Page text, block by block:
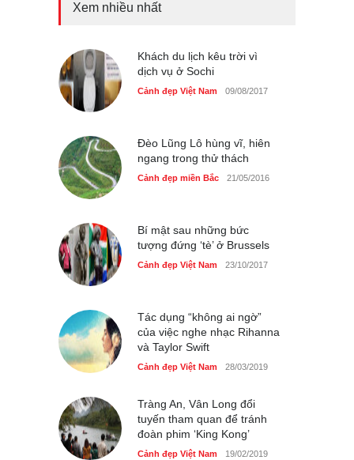
Cảnh đẹp Việt Nam 25/04/2020
Nhiều hoạt động tôn vinh
Xem nhiều nhất
Khách du lịch kêu trời vì
dịch vụ ở Sochi
Cảnh đẹp Việt Nam 09/08/2017
Đèo Lũng Lô hùng vĩ, hiên
ngang trong thử thách
Cảnh đẹp miền Bắc 21/05/2016
Bí mật sau những bức
tượng đứng ‘tè’ ở Brussels
Cảnh đẹp Việt Nam 23/10/2017
Tác dụng “không ai ngờ”
của việc nghe nhạc Rihanna
và Taylor Swift
Cảnh đẹp Việt Nam 28/03/2019
Tràng An, Vân Long đổi
tuyến tham quan để tránh
đoàn phim ‘King Kong’
Cảnh đẹp Việt Nam 19/02/2019